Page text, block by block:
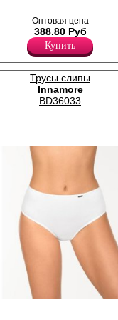
кружевными вставками,
высокой линией талии,
гигиеничной ластовицей.
Лайкра 10%
Хлопок 55%
Нейлон 35%
Оптовая цена
388.80 Руб
Купить
Трусы слипы
Innamore
BD36033